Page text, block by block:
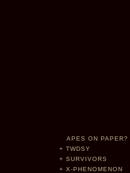
APES ON PAPER?
+ TWDSY
+ SURVIVORS
+ X-PHENOMENON